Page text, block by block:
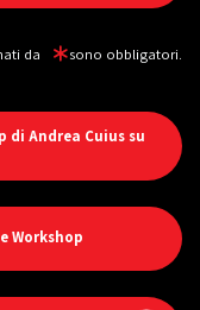
da sono obbligatori.
di Andrea Cuius su
Workshop